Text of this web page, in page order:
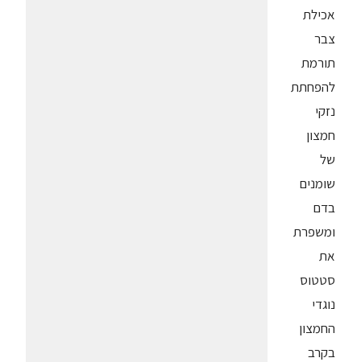
אכילת
צבר
תורמת
להפחתת
נזקי
חמצון
של
שומנים
בדם
ומשפרת
את
סטטוס
נוגדי
החמצון
בקרב